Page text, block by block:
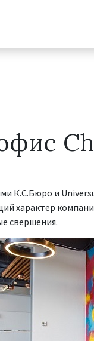
К.С.Бюро и
характер
свершения.